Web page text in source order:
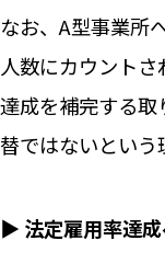
なお、A型事業所
人数にカウント
達成を補完する
替ではないという
▶ 法定雇用率達